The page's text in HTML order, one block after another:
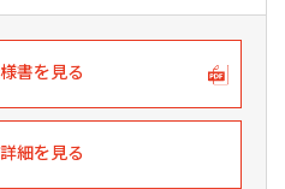
書を見る
細を見る